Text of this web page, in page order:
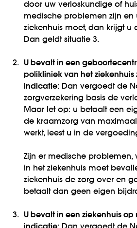
door uw verloskundige of
medische problemen zijn en
ziekenhuis moet, dan krijgt u
Dan geldt situatie 3.
2. U bevalt in een
polikliniek van het ziekenhuis
indicatie: Dan vergoedt de
zorgverzekering basis de
Maar let op: u betaalt een
de kraamzorg van maximaal
werkt, leest u in de
Zijn er medische
in het ziekenhuis moet
ziekenhuis de zorg over en
betaalt dan geen eigen
3.
U bevalt in een ziekenhuis op